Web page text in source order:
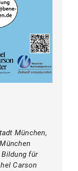
München,
für
Carson